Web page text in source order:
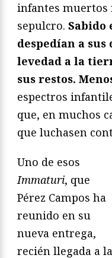
infantes muertos
sepulcro. Sabido
despedían a
levedad a la
sus restos.
espectros
que, en muchos
que luchasen
Uno de esos
Immaturi, que
Pérez Campos ha
reunido en su
nueva entrega,
recién llegada a